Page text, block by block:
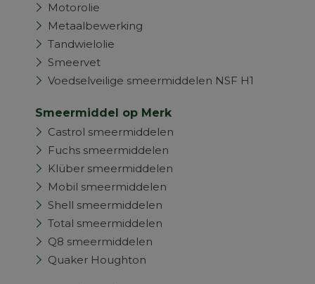
Motorolie
Metaalbewerking
Tandwielolie
Smeervet
Voedselveilige smeermiddelen NSF H1
Smeermiddel op Merk
Castrol smeermiddelen
Fuchs smeermiddelen
Klüber smeermiddelen
Mobil smeermiddelen
Shell smeermiddelen
Total smeermiddelen
Q8 smeermiddelen
Quaker Houghton